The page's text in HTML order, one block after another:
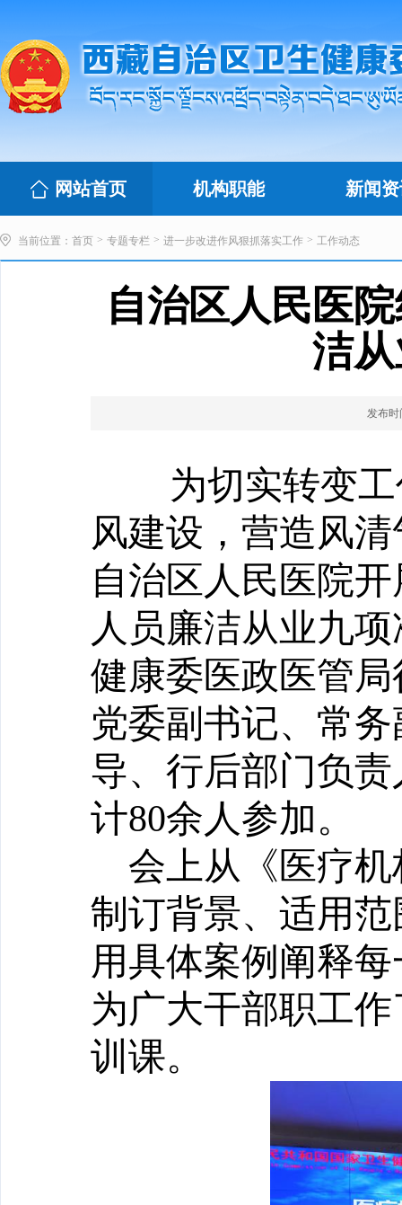
网站首页 机构职能 新闻
当前位置： 首页 > 专题专栏 > 进一步改进作风狠抓落实工作 > 工作动态
自治区人民医
洁
发布时
为切实转变
风建设，营造风
自治区人民医院
人员廉洁从业九
健康委医政医管
党委副书记、常
导、行后部门负
计80余人参加。
会上从《医疗
制订背景、适用
用具体案例阐释
为广大干部职工
训课。